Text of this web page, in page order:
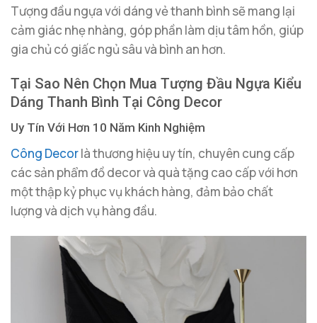
Tượng đầu ngựa với dáng vẻ thanh bình sẽ mang lại
cảm giác nhẹ nhàng, góp phần làm dịu tâm hồn, giúp
gia chủ có giấc ngủ sâu và bình an hơn.
Tại Sao Nên Chọn Mua Tượng Đầu Ngựa Kiểu
Dáng Thanh Bình Tại Công Decor
Uy Tín Với Hơn 10 Năm Kinh Nghiệm
Công Decorlà thương hiệu uy tín, chuyên cung cấp
các sản phẩm đồ decor và quà tặng cao cấp với hơn
một thập kỷ phục vụ khách hàng, đảm bảo chất
lượng và dịch vụ hàng đầu.